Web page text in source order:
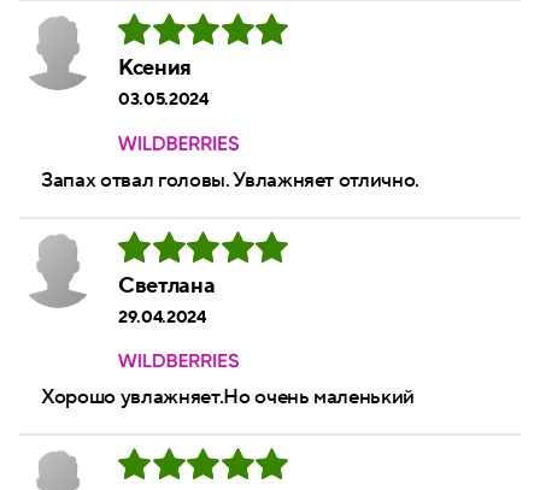
Ксения
03.05.2024
Запах отвал головы. Увлажняет отлично.
Светлана
29.04.2024
Хорошо увлажняет.Но очень маленький